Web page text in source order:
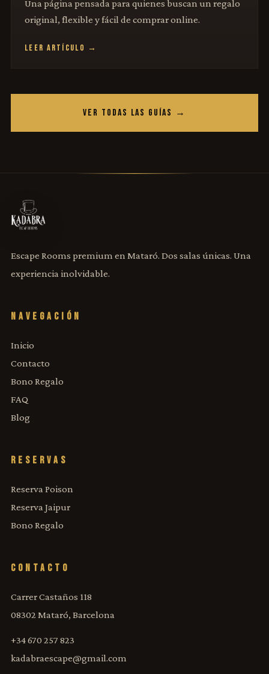
Una página pensada para quienes buscan un regalo
original, flexible y fácil de comprar online.
LEER ARTÍCULO →
VER TODAS LAS GUÍAS →
Escape Rooms premium en Mataró. Dos salas únicas. Una
experiencia inolvidable.
NAVEGACIÓN
Inicio
Contacto
Bono Regalo
FAQ
Blog
RESERVAS
Reserva Poison
Reserva Jaipur
Bono Regalo
CONTACTO
Carrer Castaños 118
08302 Mataró, Barcelona
+34 670 257 823
kadabraescape@gmail.com